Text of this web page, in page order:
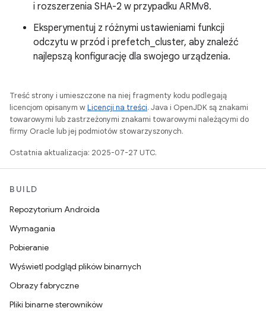
i rozszerzenia SHA-2 w przypadku ARMv8.
Eksperymentuj z różnymi ustawieniami funkcji
odczytu w przód i prefetch_cluster, aby znaleźć
najlepszą konfigurację dla swojego urządzenia.
Treść strony i umieszczone na niej fragmenty kodu podlegają
licencjom opisanym wLicencji na treści. Java i OpenJDK są znakami
towarowymi lub zastrzeżonymi znakami towarowymi należącymi do
firmy Oracle lub jej podmiotów stowarzyszonych.
Ostatnia aktualizacja: 2025-07-27 UTC.
BUILD
Repozytorium Androida
Wymagania
Pobieranie
Wyświetl podgląd plików binarnych
Obrazy fabryczne
Pliki binarne sterowników